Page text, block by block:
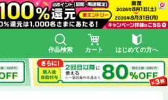
作品検索 カート はじめての方へ